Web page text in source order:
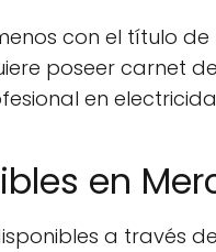
con el título de
poseer carnet
en
en
a través